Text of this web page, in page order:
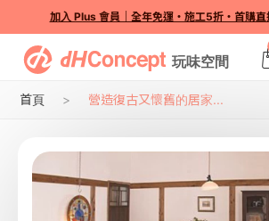
加入 Plus 會員｜全年免運・施工5折・首購直
首頁 營造復古又懷舊的居家...